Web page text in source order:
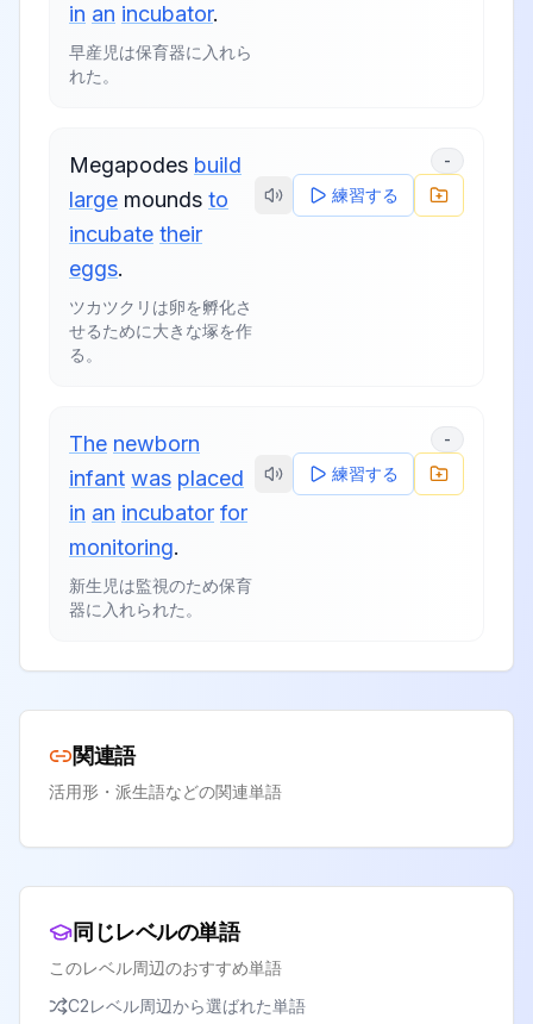
in an incubator.
早産児は保育器に入れら
れた。
Megapodes build
large mounds to
incubate their
eggs.
ツカツクリは卵を孵化さ
せるために大きな塚を作
る。
-
練習する
The newborn
infant was placed
in an incubator for
monitoring.
新生児は監視のため保育
器に入れられた。
-
練習する
関連語
活用形・派生語などの関連単語
同じレベルの単語
このレベル周辺のおすすめ単語
C2レベル周辺から選ばれた単語